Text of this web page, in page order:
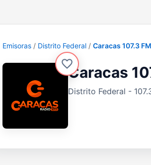
Emisoras Distrito Federal Caracas 107.3 FM
Caracas
Distrito Federal -